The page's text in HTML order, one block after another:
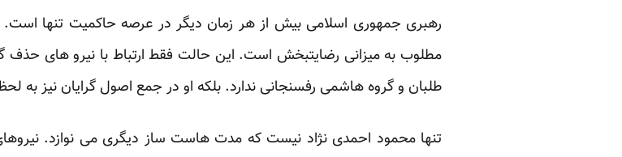
رهبری جمهوری اسلامی بیش از هر زمان دیگر در عرصه حاکمیت تنها است.
مطلوب به میزانی رضایتبخش است. این حالت فقط ارتباط با نیرو های
طلبان و گروه هاشمی رفسنجانی ندارد. بلکه او در جمع اصول گرایان نیز به
تنها محمود احمدی نژاد نیست که مدت هاست ساز دیگری می نوازد.